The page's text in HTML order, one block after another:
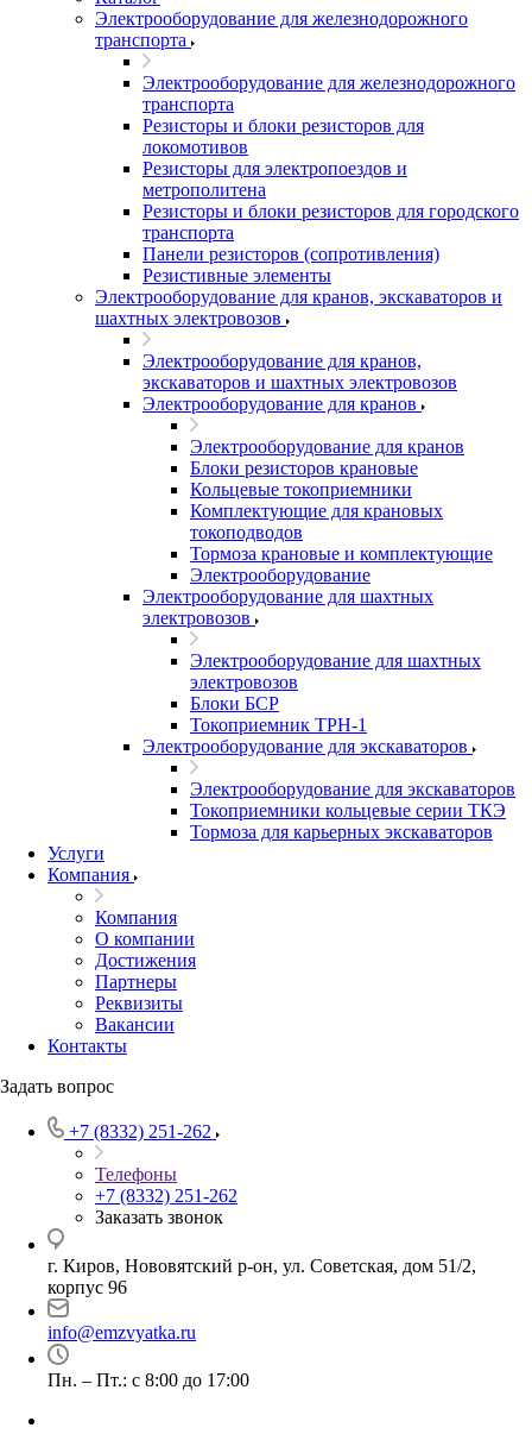
Электрооборудование для железнодорожного
транспорта
Электрооборудование для железнодорожного
транспорта
Резисторы и блоки резисторов для
локомотивов
Резисторы для электропоездов и
метрополитена
Резисторы и блоки резисторов для городского
транспорта
Панели резисторов (сопротивления)
Резистивные элементы
Электрооборудование для кранов, экскаваторов и
шахтных электровозов
Электрооборудование для кранов,
экскаваторов и шахтных электровозов
Электрооборудование для кранов
Электрооборудование для кранов
Блоки резисторов крановые
Кольцевые токоприемники
Комплектующие для крановых
токоподводов
Тормоза крановые и комплектующие
Электрооборудование
Электрооборудование для шахтных
электровозов
Электрооборудование для шахтных
электровозов
Блоки БСР
Токоприемник ТРН-1
Электрооборудование для экскаваторов
Электрооборудование для экскаваторов
Токоприемники кольцевые серии ТКЭ
Тормоза для карьерных экскаваторов
Услуги
Компания
Компания
О компании
Достижения
Партнеры
Реквизиты
Вакансии
Контакты
Задать вопрос
+7 (8332) 251-262
Телефоны
+7 (8332) 251-262
Заказать звонок
г. Киров, Нововятский р-он, ул. Советская, дом 51/2,
корпус 96
info@emzvyatka.ru
Пн. – Пт.: с 8:00 до 17:00